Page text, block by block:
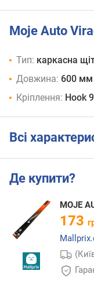
Moje Auto
Тип: каркасна
Довжина: 600 мм
Кріплення: Hook
Всі
Де купити?
MOJE
173